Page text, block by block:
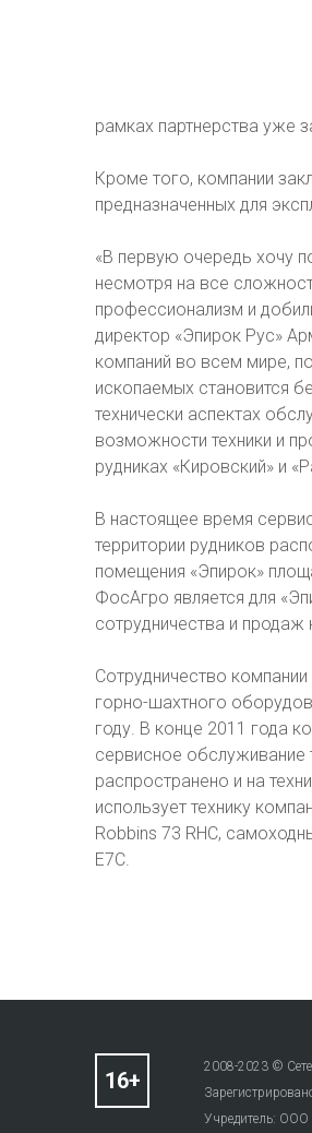
рамках партнерства уже
Кроме того, компании
предназначенных для
«В первую очередь хочу
несмотря на все
профессионализм и
директор «Эпирок Рус»
компаний во всем мире,
ископаемых становится
технически аспектах
возможности техники и
рудниках «Кировский» и
В настоящее время
территории рудников
помещения «Эпирок»
ФосАгро является для
сотрудничества и
Сотрудничество
горно-шахтного
году. В конце 2011 года
сервисное обслуживание
распространено и на
использует технику
Robbins 73 RHC,
E7C.
2008-2023 ©
Учредитель: ООО